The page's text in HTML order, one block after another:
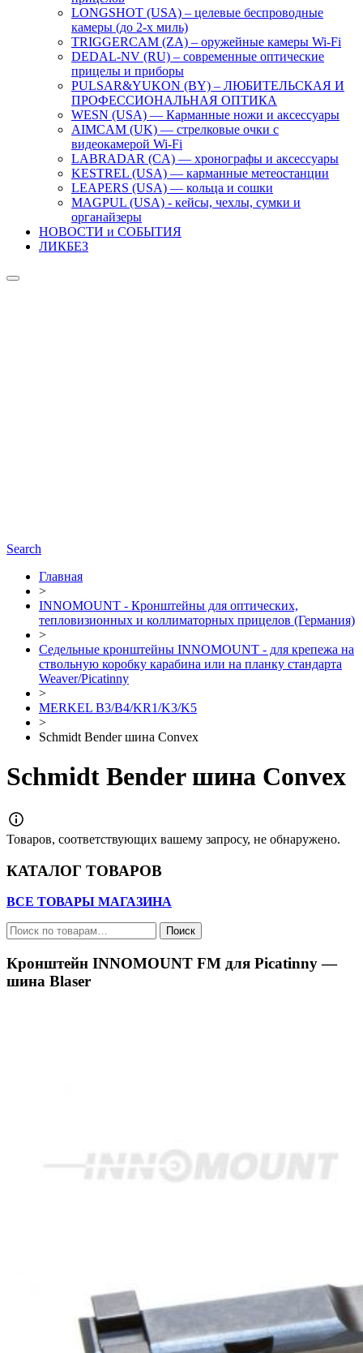
LONGSHOT (USA) – целевые беспроводные
камеры (до 2-х миль)
TRIGGERCAM (ZA) – оружейные камеры Wi-Fi
DEDAL-NV (RU) – современные оптические
прицелы и приборы
PULSAR&YUKON (BY) – ЛЮБИТЕЛЬСКАЯ И
ПРОФЕССИОНАЛЬНАЯ ОПТИКА
WESN (USA) — Карманные ножи и аксессуары
AIMCAM (UK) — стрелковые очки с
видеокамерой Wi-Fi
LABRADAR (CA) — хронографы и аксессуары
KESTREL (USA) — карманные метеостанции
LEAPERS (USA) — кольца и сошки
MAGPUL (USA) - кейсы, чехлы, сумки и
органайзеры
НОВОСТИ и СОБЫТИЯ
ЛИКБЕЗ
Search
Главная
>
INNOMOUNT - Кронштейны для оптических,
тепловизионных и коллиматорных прицелов (Германия)
>
Седельные кронштейны INNOMOUNT - для крепежа на
ствольную коробку карабина или на планку стандарта
Weaver/Picatinny
>
MERKEL B3/B4/KR1/K3/K5
>
Schmidt Bender шина Convex
Schmidt Bender шина Convex
Товаров, соответствующих вашему запросу, не обнаружено.
КАТАЛОГ ТОВАРОВ
ВСЕ ТОВАРЫ МАГАЗИНА
Искать:
Поиск
Кронштейн INNOMOUNT FM для Picatinny —
шина Blaser